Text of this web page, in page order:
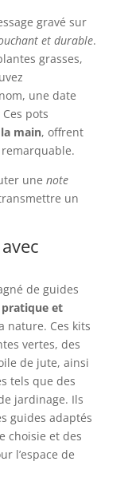
gravé sur
et durable.
grasses,
une date
pots
main, offrent
une note
un
de guides
pratique et
nature. Ces kits
vertes, des
de jute, ainsi
tels que des
jardinage. Ils
guides adaptés
choisie et des
l’espace de